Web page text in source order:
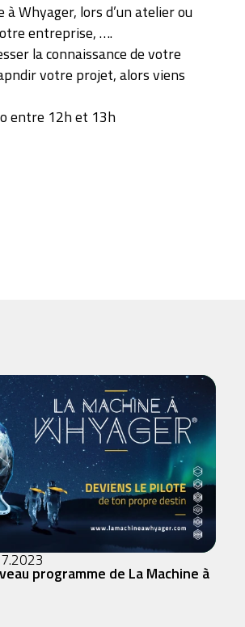
Whyager, lors d’un atelier ou
entreprise, ….
la connaissance de votre
votre projet, alors viens
entre 12h et 13h
programme de La Machine à